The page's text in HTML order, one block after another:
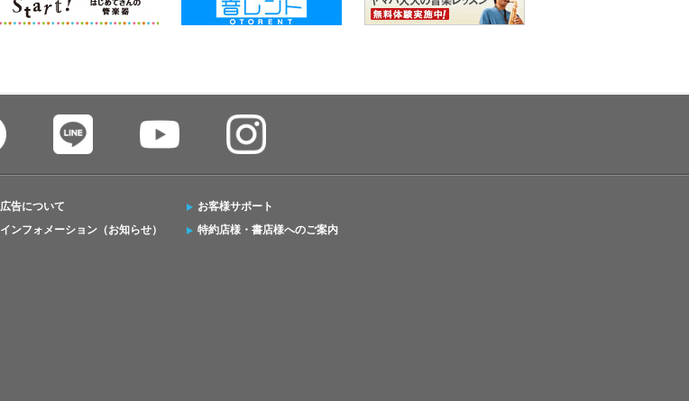
広告について
インフォメーション（お知らせ）
お客様サポート
特約店様・書店様へのご案内